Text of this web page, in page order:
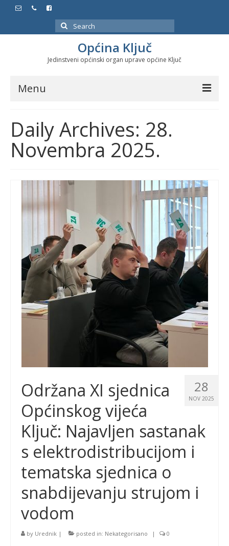
Search
for:
Općina Ključ
Jedinstveni općinski organ uprave općine Ključ
Menu
Službeni glasnici
Javne nabavke
Značajni datumi i manifestacije
Program energetske efikasnosti u stambenom
sektoru
Daily Archives: 28.
Novembra 2025.
28
NOV 2025
Održana XI sjednica
Općinskog vijeća
Ključ: Najavljen sastanak
s elektrodistribucijom i
tematska sjednica o
snabdijevanju strujom i
vodom
by Urednik | posted in: Nekategorisano | 0